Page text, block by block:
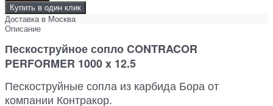
Купить в один клик
Доставка в Москва
Описание
Пескоструйное сопло CONTRACOR
PERFORMER 1000 x 12.5
Пескоструйные сопла из карбида Бора от
компании Контракор.